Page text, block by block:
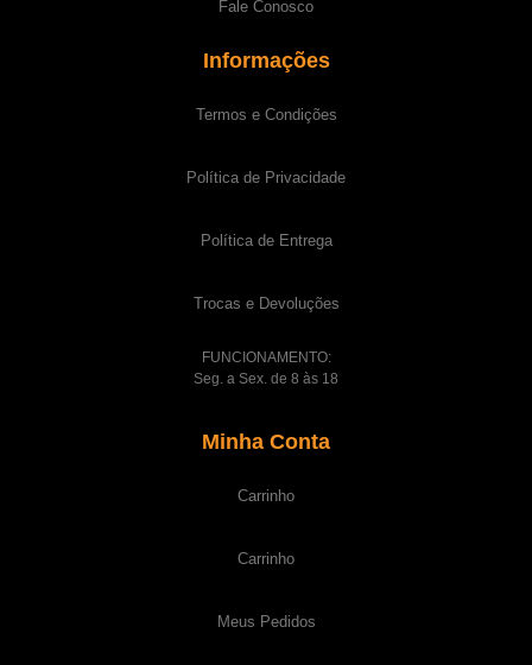
Fale Conosco
Informações
Termos e Condições
Política de Privacidade
Política de Entrega
Trocas e Devoluções
FUNCIONAMENTO:
Seg. a Sex. de 8 às 18
Minha Conta
Carrinho
Carrinho
Meus Pedidos